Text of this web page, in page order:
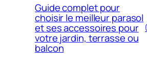
Guide complet pour
choisir le meilleur parasol
et ses accessoires pour
votre jardin, terrasse ou
balcon